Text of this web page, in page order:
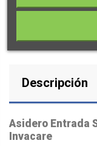
Descripción
Asidero Entrada
Invacare